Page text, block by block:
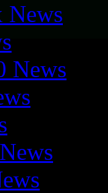
News
News